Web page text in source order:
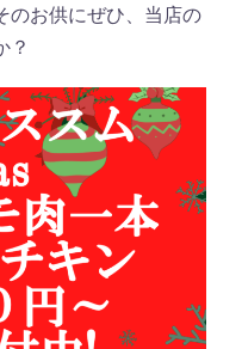
のお供にぜひ、当店の
？